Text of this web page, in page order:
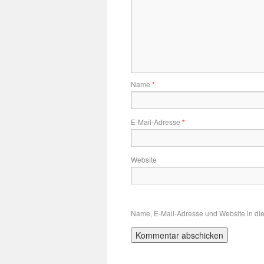
Name *
E-Mail-Adresse *
Website
Name, E-Mail-Adresse und Website in